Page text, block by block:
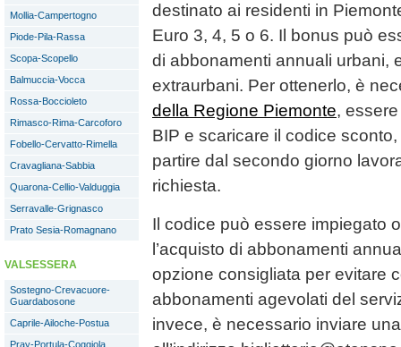
Mollia-Campertogno
Piode-Pila-Rassa
Scopa-Scopello
Balmuccia-Vocca
Rossa-Boccioleto
Rimasco-Rima-Carcoforo
Fobello-Cervatto-Rimella
Cravagliana-Sabbia
Quarona-Cellio-Valduggia
Serravalle-Grignasco
Prato Sesia-Romagnano
VALSESSERA
Sostegno-Crevacuore-
Guardabosone
Caprile-Ailoche-Postua
Pray-Portula-Coggiola
destinato ai residenti in
Euro 3, 4, 5 o 6. Il bonus può
di abbonamenti annuali urbani,
extraurbani. Per ottenerlo, è
della Regione Piemonte,
BIP e scaricare il codice
partire dal secondo giorno
richiesta.
Il codice può essere impiegato
l’acquisto di abbonamenti
opzione consigliata per evitare
abbonamenti agevolati del
invece, è necessario inviare